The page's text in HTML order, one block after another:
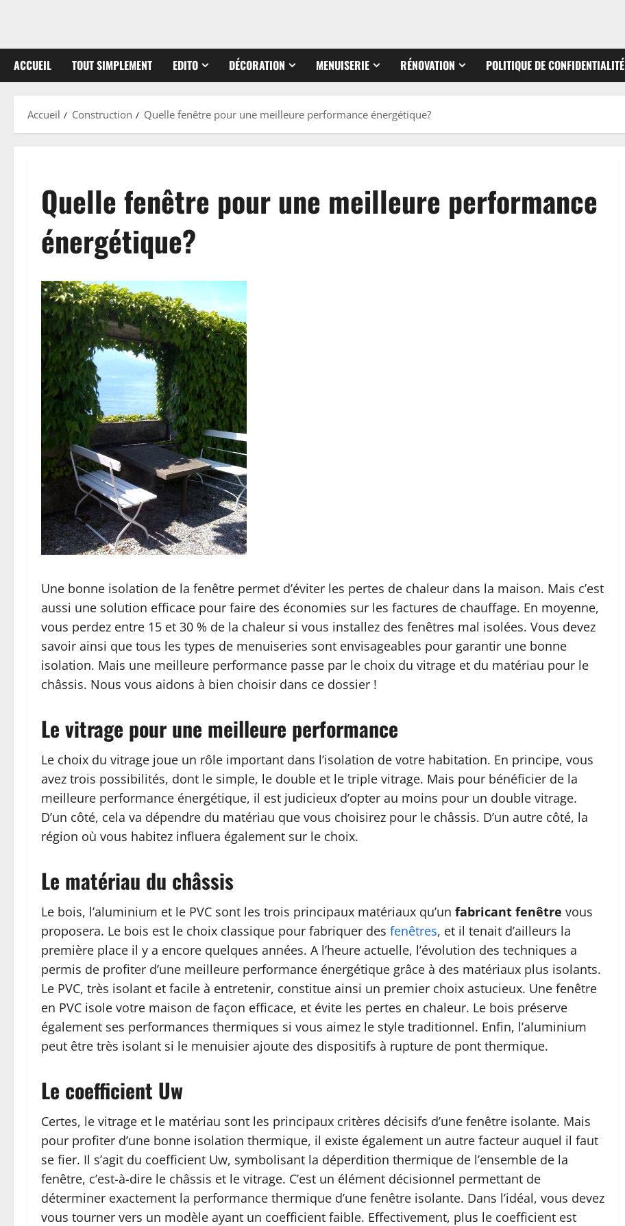
ACCUEIL TOUT SIMPLEMENT EDITO DÉCORATION MENUISERIE RÉNOVATION POLITIQUE DE CONFIDENTIALITÉ
Accueil Construction Quelle fenêtre pour une meilleure performance énergétique?
Quelle fenêtre pour une meilleure performance
énergétique?
Une bonne isolation de la fenêtre permet d’éviter les pertes de chaleur dans la maison. Mais c’est
aussi une solution efficace pour faire des économies sur les factures de chauffage. En moyenne,
vous perdez entre 15 et 30 % de la chaleur si vous installez des fenêtres mal isolées. Vous devez
savoir ainsi que tous les types de menuiseries sont envisageables pour garantir une bonne
isolation. Mais une meilleure performance passe par le choix du vitrage et du matériau pour le
châssis. Nous vous aidons à bien choisir dans ce dossier !
Le vitrage pour une meilleure performance
Le choix du vitrage joue un rôle important dans l’isolation de votre habitation. En principe, vous
avez trois possibilités, dont le simple, le double et le triple vitrage. Mais pour bénéficier de la
meilleure performance énergétique, il est judicieux d’opter au moins pour un double vitrage.
D’un côté, cela va dépendre du matériau que vous choisirez pour le châssis. D’un autre côté, la
région où vous habitez influera également sur le choix.
Le matériau du châssis
Le bois, l’aluminium et le PVC sont les trois principaux matériaux qu’un fabricant fenêtre vous
proposera. Le bois est le choix classique pour fabriquer des fenêtres, et il tenait d’ailleurs la
première place il y a encore quelques années. A l’heure actuelle, l’évolution des techniques a
permis de profiter d’une meilleure performance énergétique grâce à des matériaux plus isolants.
Le PVC, très isolant et facile à entretenir, constitue ainsi un premier choix astucieux. Une fenêtre
en PVC isole votre maison de façon efficace, et évite les pertes en chaleur. Le bois préserve
également ses performances thermiques si vous aimez le style traditionnel. Enfin, l’aluminium
peut être très isolant si le menuisier ajoute des dispositifs à rupture de pont thermique.
Le coefficient Uw
Certes, le vitrage et le matériau sont les principaux critères décisifs d’une fenêtre isolante. Mais
pour profiter d’une bonne isolation thermique, il existe également un autre facteur auquel il faut
se fier. Il s’agit du coefficient Uw, symbolisant la déperdition thermique de l’ensemble de la
fenêtre, c’est-à-dire le châssis et le vitrage. C’est un élément décisionnel permettant de
déterminer exactement la performance thermique d’une fenêtre isolante. Dans l’idéal, vous devez
vous tourner vers un modèle ayant un coefficient faible. Effectivement, plus le coefficient est